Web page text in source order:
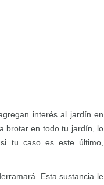
interés al jardín en
brotar en todo tu jardín, lo
tu caso es este último,
Esta sustancia le